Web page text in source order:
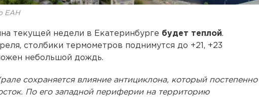
ЕАН
текущей недели в Екатеринбурге будет теплой.
столбики термометров поднимутся до +21, +23
небольшой дождь.
сохраняется влияние антициклона, который постепенно
По его западной периферии на территорию